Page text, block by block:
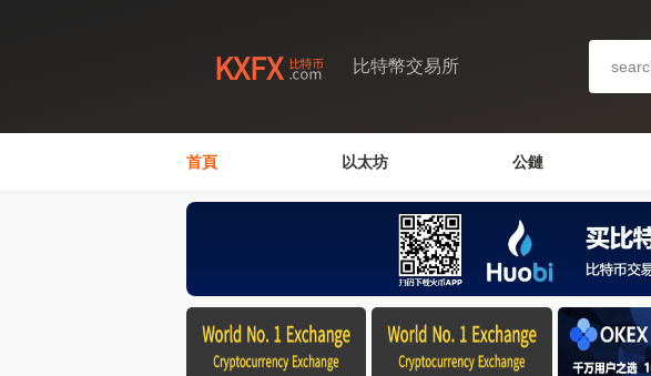
比特幣交易所
首頁 以太坊 公鏈